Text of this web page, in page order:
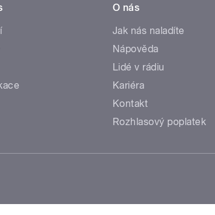
O nás
Jak nás naladíte
Nápověda
Lidé v rádiu
Kariéra
Kontakt
Rozhlasový poplatek